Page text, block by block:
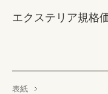
エクステリア規格
表紙